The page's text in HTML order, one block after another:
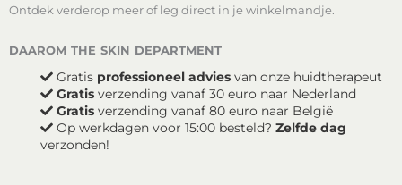
Ontdek verderop meer of leg direct in je winkelmandje.
daarom the skin department
Gratis professioneel advies van onze huidtherapeut
Gratis verzending vanaf 30 euro naar Nederland
Gratis verzending vanaf 80 euro naar België
Op werkdagen voor 15:00 besteld? Zelfde dag
verzonden!